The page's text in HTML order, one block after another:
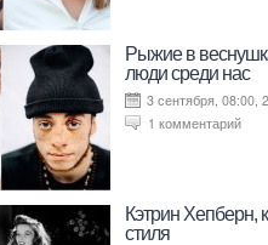
Рыжие в
люди среди нас
3 сентября, 08:00,
1 комментарий
Кэтрин Хепберн,
стиля